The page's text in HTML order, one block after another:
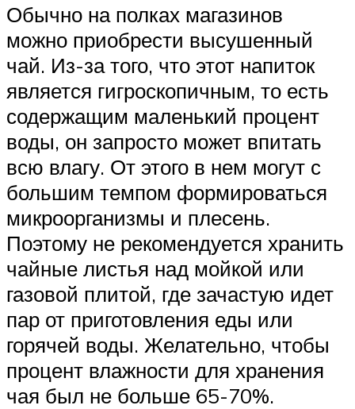
Обычно на полках магазинов
можно приобрести высушенный
чай. Из-за того, что этот напиток
является гигроскопичным, то есть
содержащим маленький процент
воды, он запросто может впитать
всю влагу. От этого в нем могут с
большим темпом формироваться
микроорганизмы и плесень.
Поэтому не рекомендуется хранить
чайные листья над мойкой или
газовой плитой, где зачастую идет
пар от приготовления еды или
горячей воды. Желательно, чтобы
процент влажности для хранения
чая был не больше 65-70%.